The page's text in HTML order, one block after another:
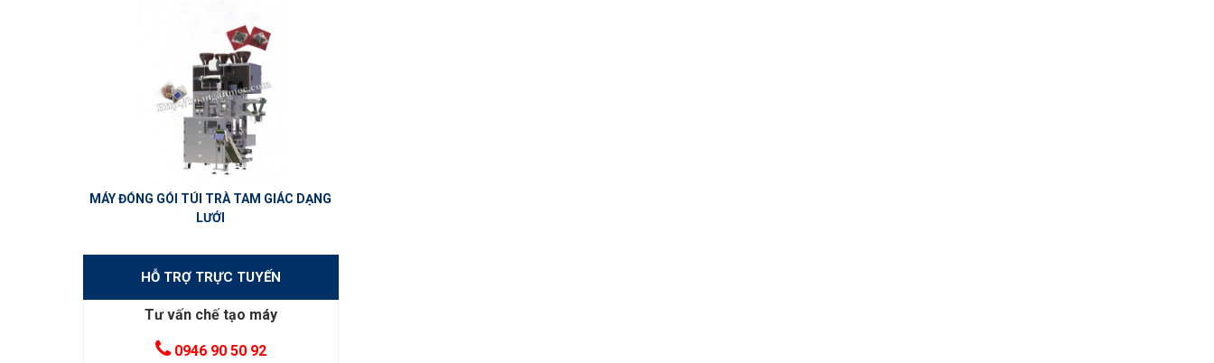
MÁY ĐÓNG GÓI TÚI TRÀ TAM GIÁC DẠNG
LƯỚI
HỖ TRỢ TRỰC TUYẾN
Tư vấn chế tạo máy
0946 90 50 92